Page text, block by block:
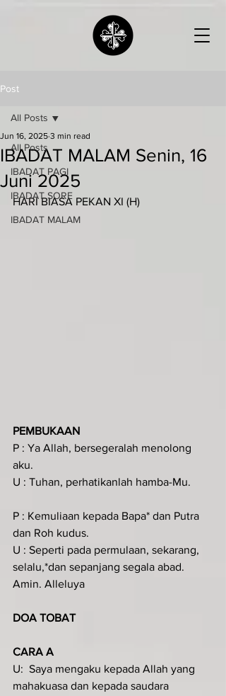
Post
All Posts
IBADAT PAGI
IBADAT SORE
IBADAT MALAM
All Posts
IBADAT MALAM Senin, 16
Juni 2025
Jun 16, 2025 3 min read
HARI BIASA PEKAN XI (H)
PEMBUKAAN
P : Ya Allah, bersegeralah menolong
aku.
U : Tuhan, perhatikanlah hamba-Mu.
P : Kemuliaan kepada Bapa* dan Putra
dan Roh kudus.
U : Seperti pada permulaan, sekarang,
selalu,*dan sepanjang segala abad.
Amin. Alleluya
DOA TOBAT
CARA A
U:  Saya mengaku kepada Allah yang
mahakuasa dan kepada saudara